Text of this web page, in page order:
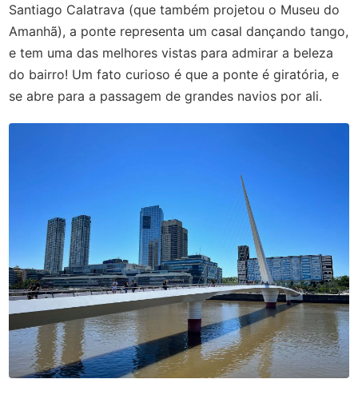
Santiago Calatrava (que também projetou o Museu do
Amanhã), a ponte representa um casal dançando tango,
e tem uma das melhores vistas para admirar a beleza
do bairro! Um fato curioso é que a ponte é giratória, e
se abre para a passagem de grandes navios por ali.